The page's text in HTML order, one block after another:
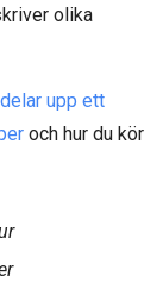
olika
delar upp ett
och hur du kör